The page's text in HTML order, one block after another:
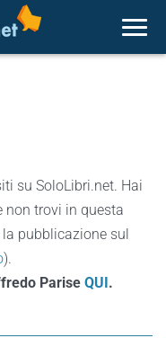
su SoloLibri.net. Hai
non trovi in questa
pubblicazione sul
).
Parise QUI.